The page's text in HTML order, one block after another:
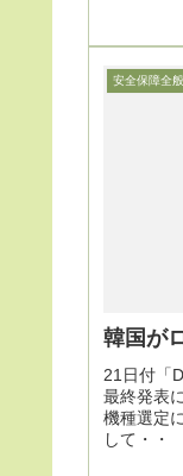
安全保障全般
韓国が
21日付「
最終発表
機種選定
して・・